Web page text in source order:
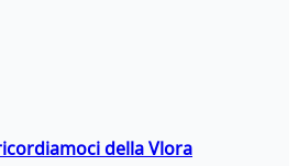
della Vlora